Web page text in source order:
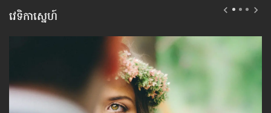
វេទិកាស្នេហ៍